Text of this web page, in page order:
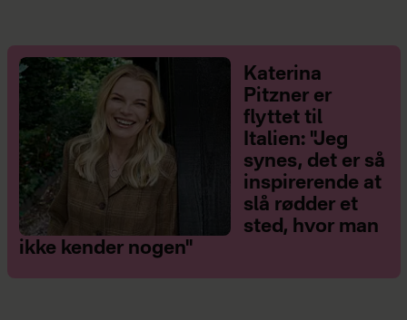
Katerina
Pitzner er
flyttet til
Italien: "Jeg
synes, det er så
inspirerende at
slå rødder et
sted, hvor man
ikke kender nogen"